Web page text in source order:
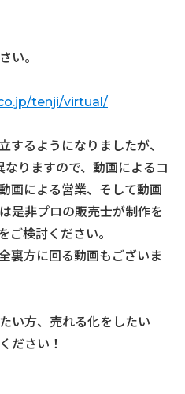
い。
tenji/virtual/
するようになりましたが、
りますので、動画によるコ
画による営業、そして動画
是非プロの販売士が制作を
ご検討ください。
裏方に回る動画もございま
い方、売れる化をしたい
ださい！